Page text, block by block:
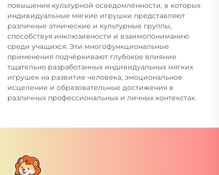
повышения культурной осведомлённости, в которых
индивидуальные мягкие игрушки представляют
различные этнические и культурные группы,
способствуя инклюзивности и взаимопониманию
среди учащихся. Эти многофункциональные
применения подчёркивают глубокое влияние
тщательно разработанных индивидуальных мягких
игрушек на развитие человека, эмоциональное
исцеление и образовательные достижения в
различных профессиональных и личных контекстах.